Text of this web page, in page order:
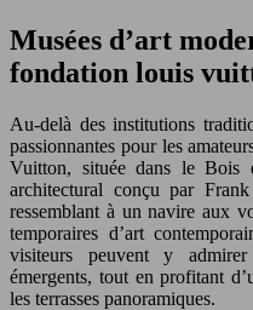
Musées d’art
fondation louis
Au-delà des institutions
passionnantes pour les
Vuitton, située dans le Bois
architectural conçu par
ressemblant à un navire aux
temporaires d’art
visiteurs peuvent y
émergents, tout en profitant
les terrasses panoramiques.